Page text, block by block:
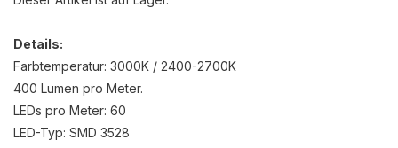
Details:
Farbtemperatur: 3000K / 2400-2700K
400 Lumen pro Meter.
LEDs pro Meter: 60
LED-Typ: SMD 3528